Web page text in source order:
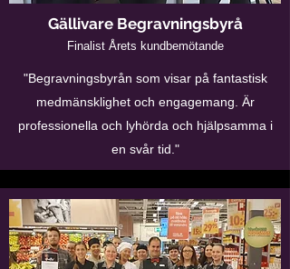
Gällivare Begravningsbyrå
Finalist Årets kundbemötande
"Begravningsbyrån som visar på fantastisk
medmänsklighet och engagemang. Är
professionella och lyhörda och hjälpsamma i
en svår tid."